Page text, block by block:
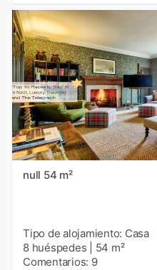
null 54 m²
Tipo de alojamiento: Casa
8 huéspedes
54 m²
Comentarios: 9